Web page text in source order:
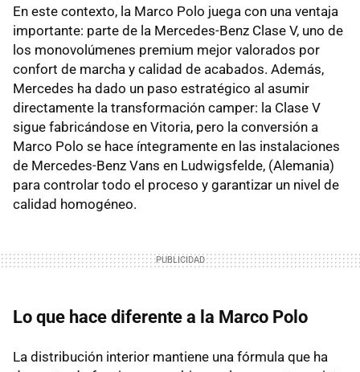
En este contexto, la Marco Polo juega con una ventaja
importante: parte de la Mercedes-Benz Clase V, uno de
los monovolúmenes premium mejor valorados por
confort de marcha y calidad de acabados. Además,
Mercedes ha dado un paso estratégico al asumir
directamente la transformación camper: la Clase V
sigue fabricándose en Vitoria, pero la conversión a
Marco Polo se hace íntegramente en las instalaciones
de Mercedes-Benz Vans en Ludwigsfelde, (Alemania)
para controlar todo el proceso y garantizar un nivel de
calidad homogéneo.
Lo que hace diferente a la Marco Polo
La distribución interior mantiene una fórmula que ha